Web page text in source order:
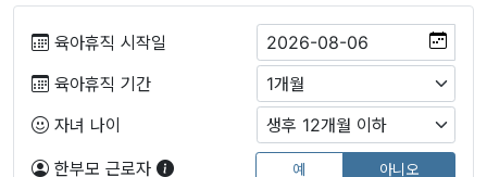
육아휴직 시작일
육아휴직 기간
자녀 나이
한부모 근로자 예 아니오